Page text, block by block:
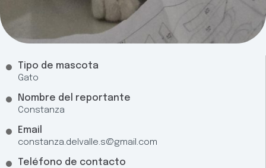
Tipo de mascota
Gato
Nombre del reportante
Constanza
Email
constanza.delvalle.s@gmail.com
Teléfono de contacto